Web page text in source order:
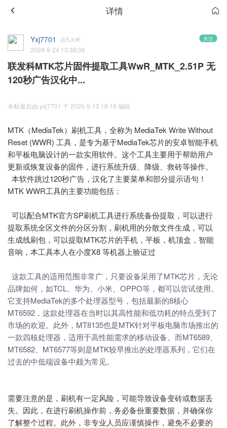
详情
关注
Yxj7701 超凡大师
2024-9-24 13:38:06
联发科MTK芯片固件提取工具WwR_MTK_2.51P 无
120秒广告汉化中...
本帖最后由 yxj7701 于 2025-5-13 18:18 编辑
MTK（MediaTek）刷机工具，全称为 MediaTek Write Without
Reset (WWR) 工具，是专为基于MediaTek芯片的安卓智能手机
和平板电脑设计的一款实用软件。这个工具主要用于帮助用户
更新或恢复设备的固件，进行系统升级、降级、救砖等操作。
本软件跳过120秒广告，汉化了主要菜单和部分提示语句！
MTK WWR工具的主要功能包括：
可以配合MTK官方SP刷机工具进行系统备份提取，可以进行
提取系统全区文件的分区分割，刷机用的分散文件生成，可以
生成线刷包，可以提取MTK芯片的手机，平板，机顶盒，智能
音响，本工具本人在小度X8 等机器上验证过
这款工具的适用范围非常广，只要设备采用了MTK芯片，无论
品牌如何，如TCL、华为、小米、OPPO等，都可以尝试使用。
它支持MediaTek的多个处理器型号，包括最新的8核心
MT6592，这款处理器在当时以其高性能和低功耗的特点受到了
市场的欢迎。此外，MT8135也是MTK针对平板电脑市场推出的
一款四核处理器，适用于高性能需求的移动设备。而MT6589、
MT6582、MT6577等则是MTK较早推出的处理器系列，它们在
过去的中低端设备中颇为常见。
需要注意的是，刷机有一定风险，可能导致设备变砖或数据丢
失。因此，在进行刷机操作前，务必备份重要数据，并确保你
了解整个过程。此外，非专业人员应谨慎操作，避免不必要的